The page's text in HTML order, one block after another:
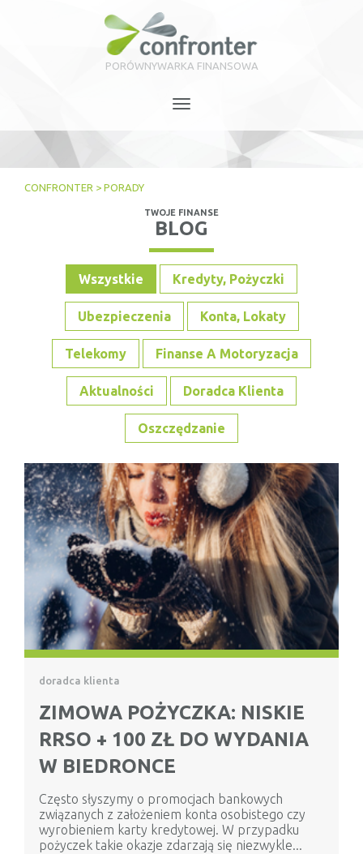
PORÓWNYWARKA FINANSOWA
navigation
CONFRONTER > PORADY
TWOJE FINANSE
BLOG
Wszystkie Kredyty, Pożyczki
Ubezpieczenia Konta, Lokaty
Telekomy Finanse A Motoryzacja
Aktualności Doradca Klienta
Oszczędzanie
doradca klienta
ZIMOWA POŻYCZKA: NISKIE
RRSO + 100 ZŁ DO WYDANIA
W BIEDRONCE
Często słyszymy o promocjach bankowych
związanych z założeniem konta osobistego czy
wyrobieniem karty kredytowej. W przypadku
pożyczek takie okazje zdarzają się niezwykle...